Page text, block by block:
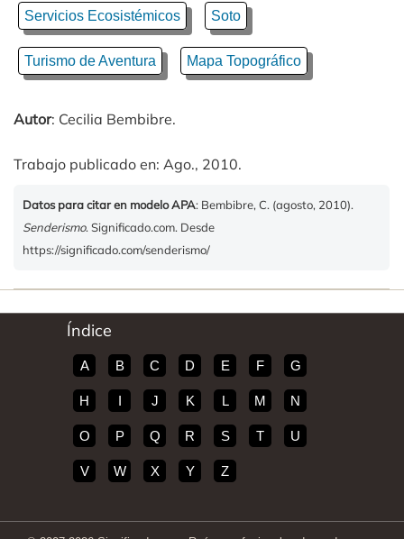
Servicios Ecosistémicos Soto
Turismo de Aventura Mapa Topográfico
Autor: Cecilia Bembibre.
Trabajo publicado en: Ago., 2010.
Datos para citar en modelo APA: Bembibre, C. (agosto, 2010).
Senderismo. Significado.com. Desde
https://significado.com/senderismo/
Índice
A B C D E F G
H I J K L M N
O P Q R S T U
V W X Y Z